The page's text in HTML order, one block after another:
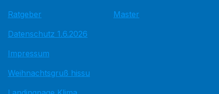
Ratgeber
Datenschutz 1.6.2026
Impressum
Weihnachtsgruß hissu
Master